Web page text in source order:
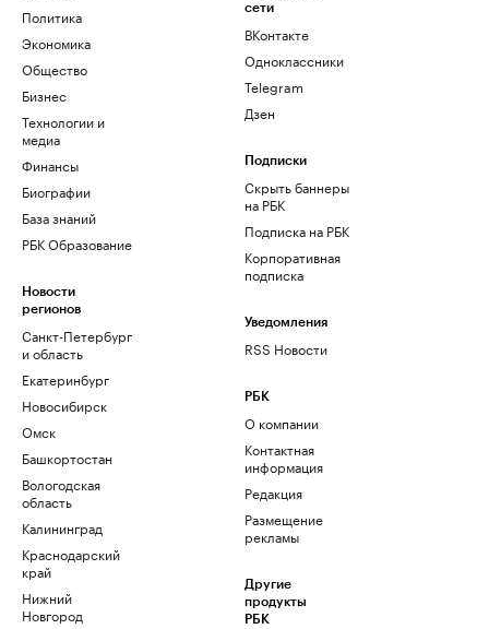
Политика
Экономика
Общество
Бизнес
Технологии и
медиа
Финансы
Биографии
База знаний
РБК Образование
Новости
регионов
Санкт-Петербург
и область
Екатеринбург
Новосибирск
Омск
Башкортостан
Вологодская
область
Калининград
Краснодарский
край
Нижний
Новгород
сети
ВКонтакте
Одноклассники
Telegram
Дзен
Подписки
Скрыть баннеры
на РБК
Подписка на РБК
Корпоративная
подписка
Уведомления
RSS Новости
РБК
О компании
Контактная
информация
Редакция
Размещение
рекламы
Другие
продукты
РБК